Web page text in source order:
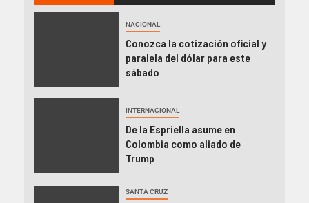
NACIONAL
Conozca la cotización oficial y
paralela del dólar para este
sábado
INTERNACIONAL
De la Espriella asume en
Colombia como aliado de
Trump
SANTA CRUZ